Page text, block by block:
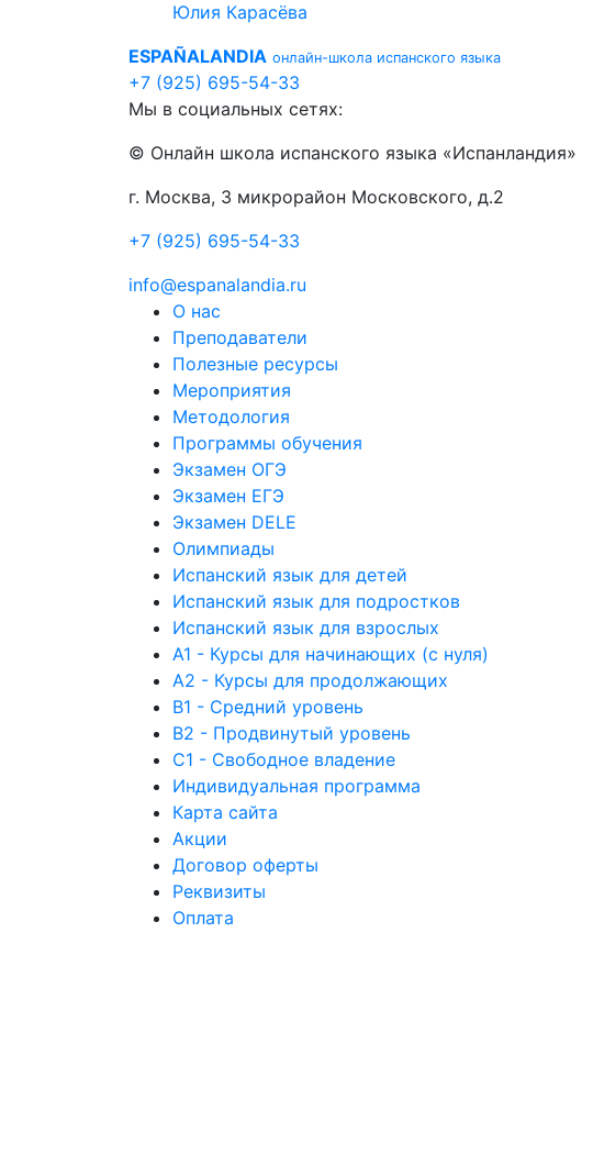
Юлия Карасёва
ESPAÑALANDIA онлайн-школа испанского языка
+7 (925) 695-54-33
Мы в социальных сетях:
© Онлайн школа испанского языка «Испанландия»
г. Москва, 3 микрорайон Московского, д.2
+7 (925) 695-54-33
info@espanalandia.ru
О нас
Преподаватели
Полезные ресурсы
Мероприятия
Методология
Программы обучения
Экзамен ОГЭ
Экзамен ЕГЭ
Экзамен DELE
Олимпиады
Испанский язык для детей
Испанский язык для подростков
Испанский язык для взрослых
А1 - Курсы для начинающих (с нуля)
А2 - Курсы для продолжающих
B1 - Средний уровень
B2 - Продвинутый уровень
C1 - Свободное владение
Индивидуальная программа
Карта сайта
Акции
Договор оферты
Реквизиты
Оплата